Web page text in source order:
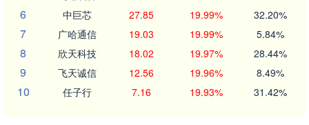
6 中巨芯 27.85 19.99% 32.20%
7 广哈通信 19.03 19.99% 5.84%
8 欣天科技 18.02 19.97% 28.44%
9 飞天诚信 12.56 19.96% 8.49%
10 任子行 7.16 19.93% 31.42%